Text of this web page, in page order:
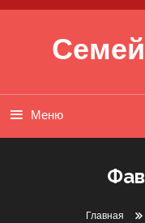
Перейти к содержимому
Меню
Главная